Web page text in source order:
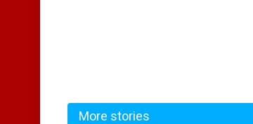
More stories